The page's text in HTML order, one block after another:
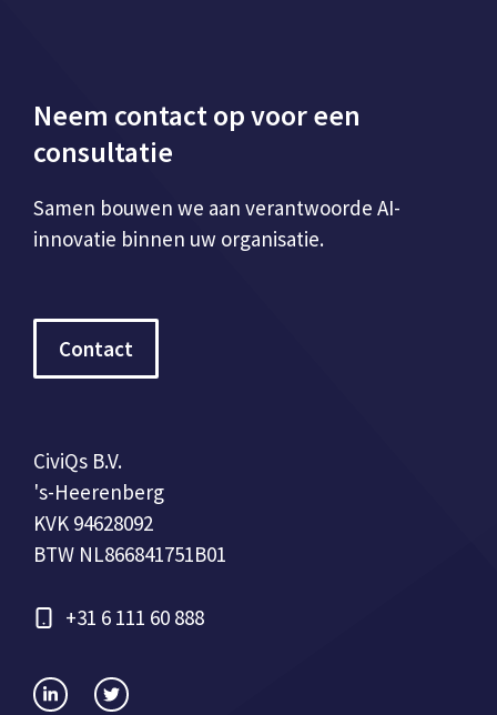
Neem contact op voor een
consultatie
Samen bouwen we aan verantwoorde AI-
innovatie binnen uw organisatie.
Contact
CiviQs B.V.
's-Heerenberg
KVK 94628092
BTW NL866841751B01
+31 6 111 60 888